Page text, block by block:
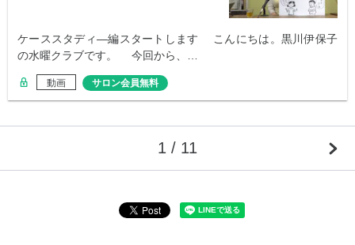
ケーススタディ―編スタートします こんにちは。黒川伊保子
の水曜クラブです。 今回から、…
動画 サロン会員無料
1 / 11